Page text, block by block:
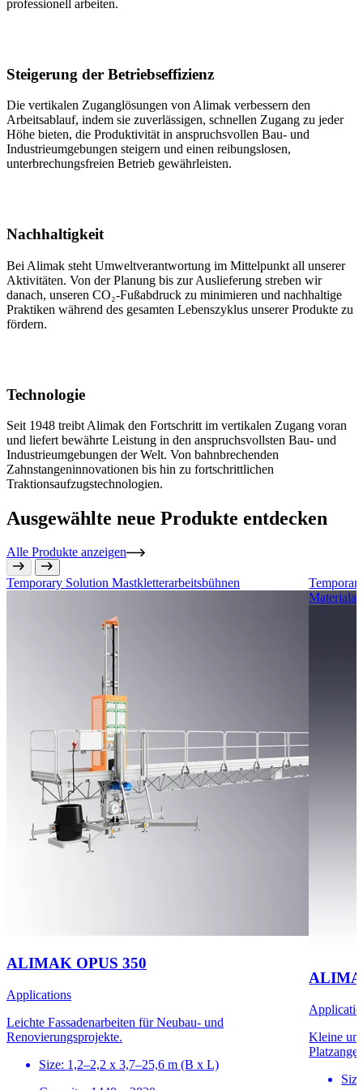
professionell arbeiten.
Steigerung der Betriebseffizienz
Die vertikalen Zuganglösungen von Alimak verbessern den
Arbeitsablauf, indem sie zuverlässigen, schnellen Zugang zu jeder
Höhe bieten, die Produktivität in anspruchsvollen Bau- und
Industrieumgebungen steigern und einen reibungslosen,
unterbrechungsfreien Betrieb gewährleisten.
Nachhaltigkeit
Bei Alimak steht Umweltverantwortung im Mittelpunkt all unserer
Aktivitäten. Von der Planung bis zur Auslieferung streben wir
danach, unseren CO₂-Fußabdruck zu minimieren und nachhaltige
Praktiken während des gesamten Lebenszyklus unserer Produkte zu
fördern.
Technologie
Seit 1948 treibt Alimak den Fortschritt im vertikalen Zugang voran
und liefert bewährte Leistung in den anspruchsvollsten Bau- und
Industrieumgebungen der Welt. Von bahnbrechenden
Zahnstangeninnovationen bis hin zu fortschrittlichen
Traktionsaufzugstechnologien.
Ausgewählte neue Produkte entdecken
Alle Produkte anzeigen
Temporary Solution Mastkletterarbeitsbühnen
ALIMAK OPUS 350
Applications
Leichte Fassadenarbeiten für Neubau- und
Renovierungsprojekte.
Size: 1,2–2,2 x 3,7–25,6 m (B x L)
Kleine